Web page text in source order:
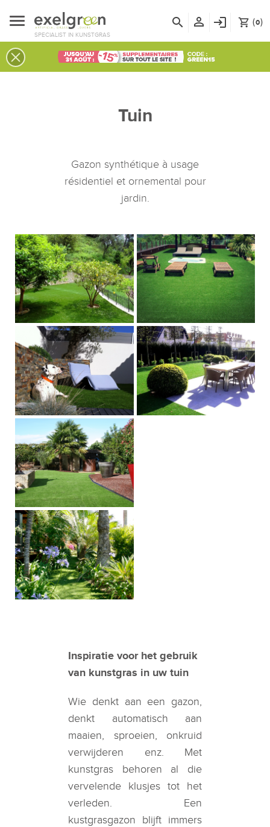
SPECIALIST IN KUNSTGRAS
shopping_cart (0)
login
person_outline
search
Tuin
Gazon synthétique à usage
résidentiel et ornemental pour
jardin.
Inspiratie voor het gebruik
van kunstgras in uw tuin
Wie denkt aan een gazon,
denkt automatisch aan
maaien, sproeien, onkruid
verwijderen enz. Met
kunstgras behoren al die
vervelende klusjes tot het
verleden. Een
kustgrasgazon blijft immers